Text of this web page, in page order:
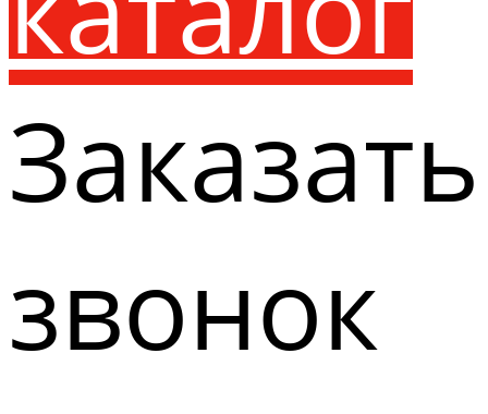
Заказать
звонок